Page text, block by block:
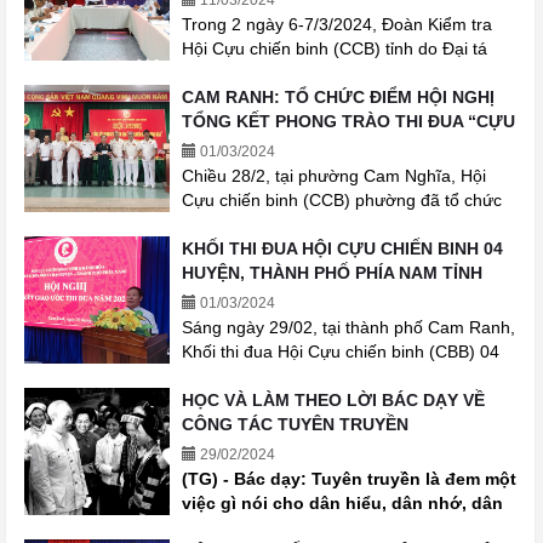
Quản lý Vịnh Nha Trang đã triển khai phát
động đợt thi đua đặc biệt, với Chủ đề:
lòng”. Bước đầu phong trào đã lan tỏa
mạnh mẽ và có nhiều gương cựu chiến
binh điển hình trong Hội.
Trong 2 ngày 6-7/3/2024, Đoàn Kiểm tra
Hội Cựu chiến binh (CCB) tỉnh do Đại tá
Việt Nam, Chủ tịch Hội CCB tỉnh làm
Trưởng đoàn; Đại tá Trần Thân – Phó Chủ
tịch Hội CCB tỉnh làm Phó đoàn cùng các
ban chuyên môn cơ quan Hội CCB tỉnh tiến
hành kiểm tra toàn diện công tác Hội tại
phường Ba Ngòi và Hội CCB thành phố
Cam Ranh.
CAM RANH: TỔ CHỨC ĐIỂM HỘI NGHỊ
TỔNG KẾT PHONG TRÀO THI ĐUA “CỰU
CHIẾN BINH GƯƠNG MẪU” GIAI ĐOẠN
2019- 2024 TẠI PHƯỜNG CAM NGHĨA
01/03/2024
Chiều 28/2, tại phường Cam Nghĩa, Hội
Cựu chiến binh (CCB) phường đã tổ chức
chiến binh gương mẫu” giai đoạn 2019-
2024, đây là đơn vị cơ sở được chọn tổ
chức điểm tại thành phố Cam Ranh.
KHỐI THI ĐUA HỘI CỰU CHIẾN BINH 04
HUYỆN, THÀNH PHỐ PHÍA NAM TỈNH
KHÁNH HOÀ KÝ KẾT GIAO ƯỚC THI
ĐUA NĂM 2024
01/03/2024
Sáng ngày 29/02, tại thành phố Cam Ranh,
Khối thi đua Hội Cựu chiến binh (CBB) 04
Hòa, gồm: thành phố Cam Ranh, huyện
Cam Lâm, huyện Diên Khánh và huyện
Khánh Sơn đã tổ chức Hội nghị ký kết giao
ước thi đua năm 2024. Đơn vị Hội CCB
thành phố Cam Ranh chủ trì khối năm
HỌC VÀ LÀM THEO LỜI BÁC DẠY VỀ
CÔNG TÁC TUYÊN TRUYỀN
29/02/2024
(TG) - Bác dạy: Tuyên truyền là đem một
việc gì nói cho dân hiểu, dân nhớ, dân